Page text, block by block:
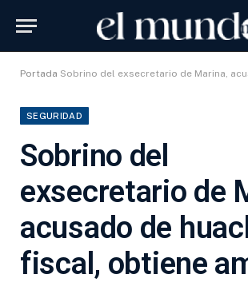
Portada Sobrino del exsecretario de Marina, acusado de
SEGURIDAD
Sobrino del
exsecretario de
acusado de
fiscal, obtiene